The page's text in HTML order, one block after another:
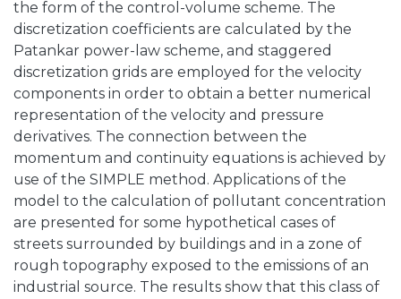
the form of the control-volume scheme. The
discretization coefficients are calculated by the
Patankar power-law scheme, and staggered
discretization grids are employed for the velocity
components in order to obtain a better numerical
representation of the velocity and pressure
derivatives. The connection between the
momentum and continuity equations is achieved by
use of the SIMPLE method. Applications of the
model to the calculation of pollutant concentration
are presented for some hypothetical cases of
streets surrounded by buildings and in a zone of
rough topography exposed to the emissions of an
industrial source. The results show that this class of